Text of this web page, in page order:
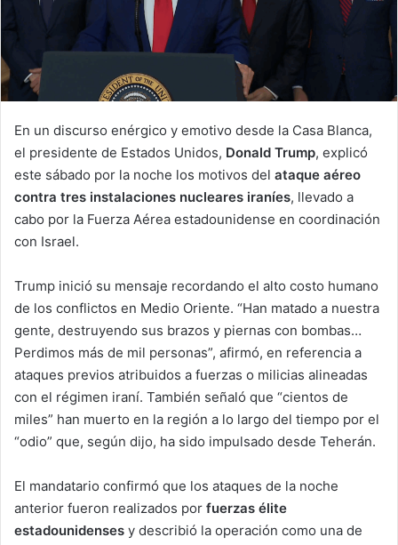
En un discurso enérgico y emotivo desde la Casa Blanca,
el presidente de Estados Unidos, Donald Trump, explicó
este sábado por la noche los motivos del ataque aéreo
contra tres instalaciones nucleares iraníes, llevado a
cabo por la Fuerza Aérea estadounidense en coordinación
con Israel.
Trump inició su mensaje recordando el alto costo humano
de los conflictos en Medio Oriente. “Han matado a nuestra
gente, destruyendo sus brazos y piernas con bombas…
Perdimos más de mil personas”, afirmó, en referencia a
ataques previos atribuidos a fuerzas o milicias alineadas
con el régimen iraní. También señaló que “cientos de
miles” han muerto en la región a lo largo del tiempo por el
“odio” que, según dijo, ha sido impulsado desde Teherán.
El mandatario confirmó que los ataques de la noche
anterior fueron realizados por fuerzas élite
estadounidenses y describió la operación como una de